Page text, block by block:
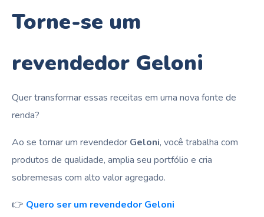
Torne-se um
revendedor Geloni
Quer transformar essas receitas em uma nova fonte de
renda?
Ao se tornar um revendedor Geloni, você trabalha com
produtos de qualidade, amplia seu portfólio e cria
sobremesas com alto valor agregado.
👉 Quero ser um revendedor Geloni